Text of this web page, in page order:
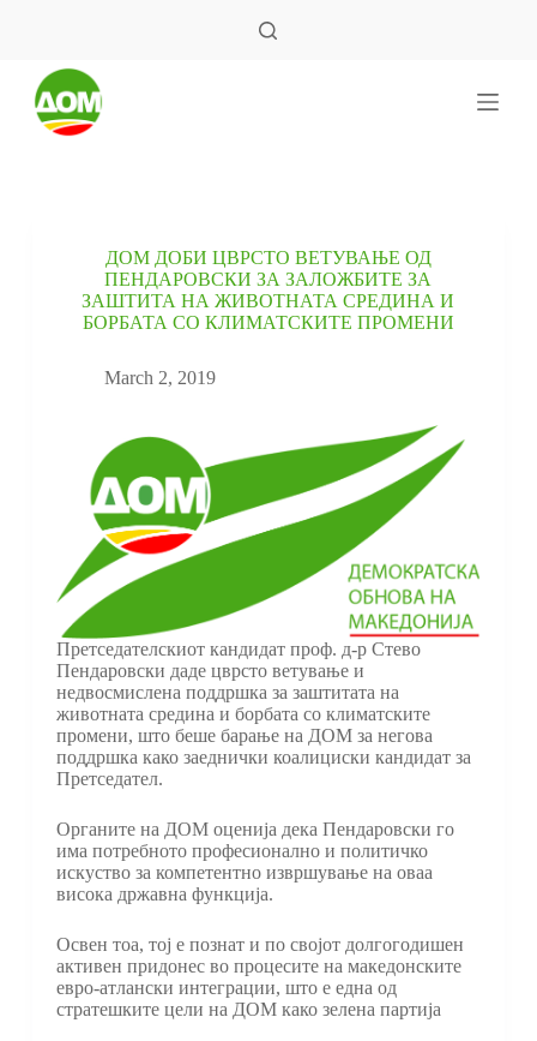
ДОМ ДОБИ ЦВРСТО ВЕТУВАЊЕ ОД
ПЕНДАРОВСКИ ЗА ЗАЛОЖБИТЕ ЗА
ЗАШТИТА НА ЖИВОТНАТА СРЕДИНА И
БОРБАТА СО КЛИМАТСКИТЕ ПРОМЕНИ
March 2, 2019
Претседателскиот кандидат проф. д-р Стево
Пендаровски даде цврсто ветување и
недвосмислена поддршка за заштитата на
животната средина и борбата со климатските
промени, што беше барање на ДОМ за негова
поддршка како заеднички коалициски кандидат за
Претседател.
Органите на ДОМ оценија дека Пендаровски го
има потребното професионално и политичко
искуство за компетентно извршување на оваа
висока државна функција.
Освен тоа, тој е познат и по својот долгогодишен
активен придонес во процесите на македонските
евро-атлански интеграции, што е една од
стратешките цели на ДОМ како зелена партија